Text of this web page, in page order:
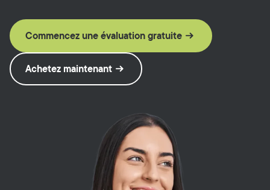
Commencez une évaluation gratuite
Achetez maintenant